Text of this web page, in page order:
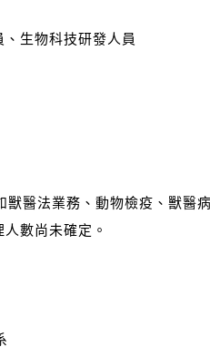
生物科技研發人員
醫法業務、動物檢疫、獸醫
數尚未確定。